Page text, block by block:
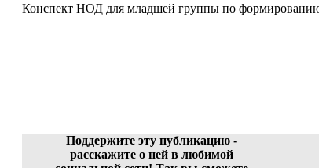
Конспект НОД для младшей группы по
Поддержите эту публикацию -
расскажите о ней в любимой